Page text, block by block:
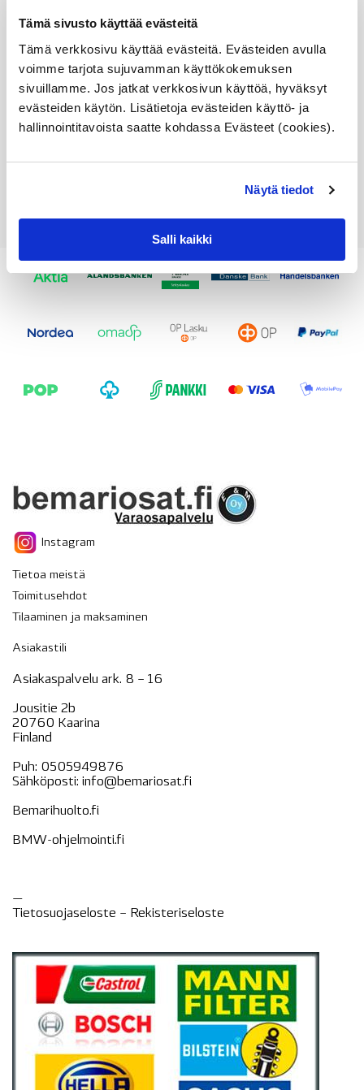
Tämä sivusto käyttää evästeitä
Tämä verkkosivu käyttää evästeitä. Evästeiden avulla
voimme tarjota sujuvamman käyttökokemuksen
sivuillamme. Jos jatkat verkkosivun käyttöä, hyväksyt
evästeiden käytön. Lisätietoja evästeiden käyttö- ja
hallinnointitavoista saatte kohdassa Evästeet (cookies).
Näytä tiedot
Salli kaikki
osa
Varastossa,
toimitusaika 1-3pv
161,53
Lisää ostoskoriin
Katso osan tiedot
Instagram
Tietoa meistä
Toimitusehdot
Tilaaminen ja maksaminen
Asiakastili
Asiakaspalvelu ark. 8 – 16
Jousitie 2b
20760 Kaarina
Finland
Puh: 0505949876
Sähköposti: info@bemariosat.fi
Bemarihuolto.fi
BMW-ohjelmointi.fi
—
Tietosuojaseloste – Rekisteriseloste